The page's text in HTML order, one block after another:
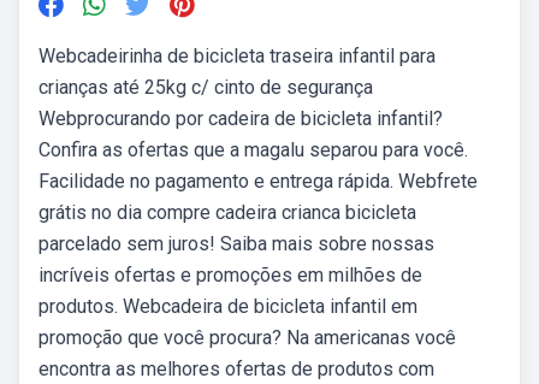
Webcadeirinha de bicicleta traseira infantil para
crianças até 25kg c/ cinto de segurança
Webprocurando por cadeira de bicicleta infantil?
Confira as ofertas que a magalu separou para você.
Facilidade no pagamento e entrega rápida. Webfrete
grátis no dia compre cadeira crianca bicicleta
parcelado sem juros! Saiba mais sobre nossas
incríveis ofertas e promoções em milhões de
produtos. Webcadeira de bicicleta infantil em
promoção que você procura? Na americanas você
encontra as melhores ofertas de produtos com